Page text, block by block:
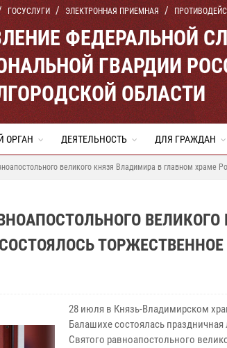
ГОСУСЛУГИ ЭЛЕКТРОННАЯ ПРИЕМНАЯ
ФЕДЕРАЛЬНОЙ
ГВАРДИИ
ОБЛАСТИ
ОРГАН ДЕЯТЕЛЬНОСТЬ ДЛЯ ГРАЖДАН
великого князя Владимира в главном храме
28 июля в Князь-Владимирском
Балашихе состоялась
Святого равноапостольного